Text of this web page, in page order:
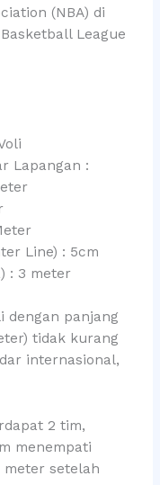
(NBA) di
League
Lapangan :
Line) : 5cm
: 3 meter
dengan panjang
tidak kurang
internasional,
2 tim,
menempati
setelah